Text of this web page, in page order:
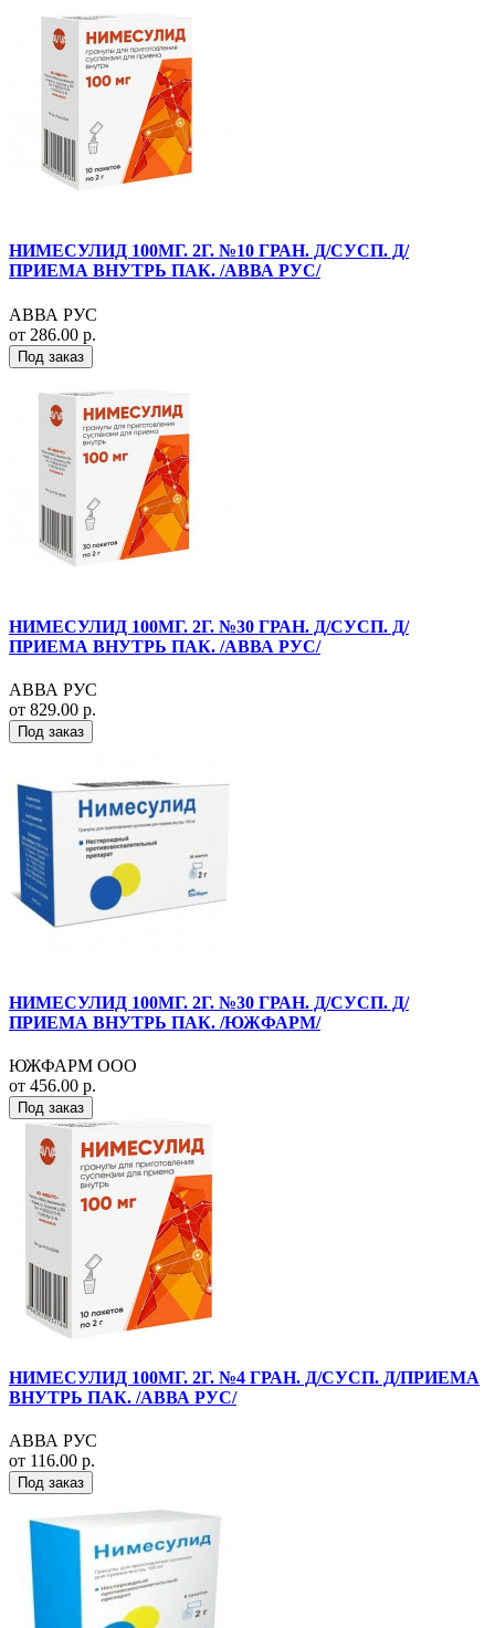
НИМЕСУЛИД 100МГ. 2Г. №10 ГРАН. Д/СУСП. Д/
ПРИЕМА ВНУТРЬ ПАК. /АВВА РУС/
АВВА РУС
от 286.00 р.
Под заказ
НИМЕСУЛИД 100МГ. 2Г. №30 ГРАН. Д/СУСП. Д/
ПРИЕМА ВНУТРЬ ПАК. /АВВА РУС/
АВВА РУС
от 829.00 р.
Под заказ
НИМЕСУЛИД 100МГ. 2Г. №30 ГРАН. Д/СУСП. Д/
ПРИЕМА ВНУТРЬ ПАК. /ЮЖФАРМ/
ЮЖФАРМ ООО
от 456.00 р.
Под заказ
НИМЕСУЛИД 100МГ. 2Г. №4 ГРАН. Д/СУСП. Д/ПРИЕМА
ВНУТРЬ ПАК. /АВВА РУС/
АВВА РУС
от 116.00 р.
Под заказ